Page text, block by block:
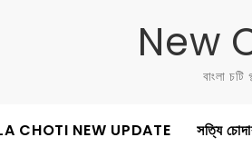
New
বাংলা
CHOTI NEW UPDATE সত্যি